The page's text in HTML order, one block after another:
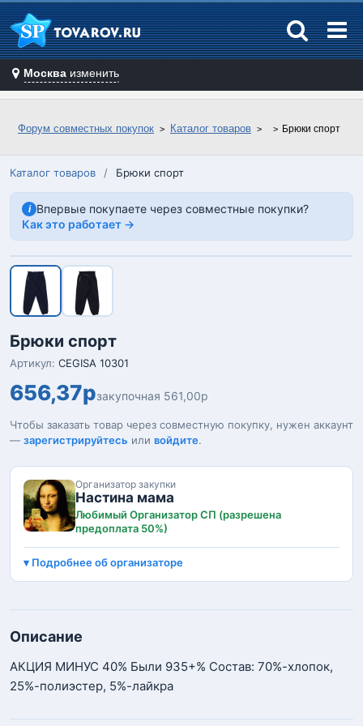
Москва изменить
Форум совместных покупок Каталог товаров Брюки спорт
Каталог товаров / Брюки спорт
i Впервые покупаете через совместные покупки?
Как это работает →
Брюки спорт
Артикул: CEGISA 10301
656,37рзакупочная 561,00р
Чтобы заказать товар через совместную покупку, нужен аккаунт
— зарегистрируйтесь или войдите.
Организатор закупки
Настина мама
Любимый Организатор СП (разрешена
предоплата 50%)
Подробнее об организаторе
Описание
АКЦИЯ МИНУС 40% Были 935+% Состав: 70%-хлопок,
25%-полиэстер, 5%-лайкра